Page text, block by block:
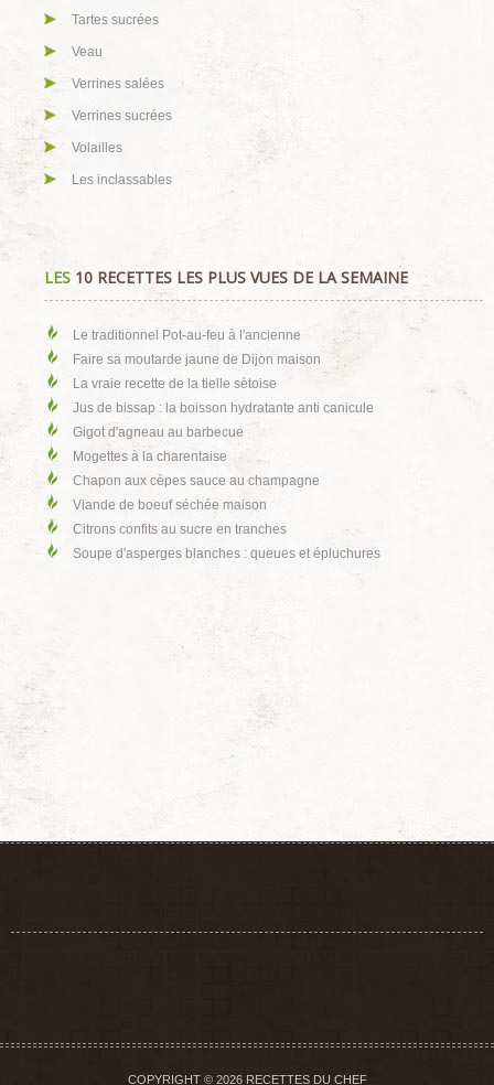
Tartes sucrées
Veau
Verrines salées
Verrines sucrées
Volailles
Les inclassables
LES10 RECETTES LES PLUS VUES DE LA SEMAINE
Le traditionnel Pot-au-feu à l'ancienne
Faire sa moutarde jaune de Dijon maison
La vraie recette de la tielle sètoise
Jus de bissap : la boisson hydratante anti canicule
Gigot d'agneau au barbecue
Mogettes à la charentaise
Chapon aux cèpes sauce au champagne
Viande de boeuf séchée maison
Citrons confits au sucre en tranches
Soupe d'asperges blanches : queues et épluchures
COPYRIGHT © 2026 RECETTES DU CHEF